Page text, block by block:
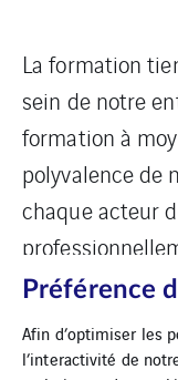
La formation
sein de notre
formation à
polyvalence de
chaque acteur
Préférence
Afin d’optimiser les
l’interactivité de